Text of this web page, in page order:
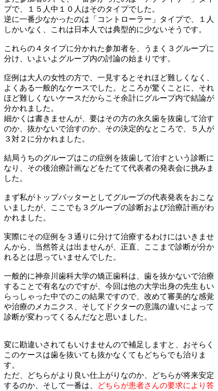
プで、１５人中１０人はそのタイプでした。
逆に一番少なかったのは「コントローラー」タイプで、１人
しかいなく、これは日本人では典型的に少ないそうです。
これらの４タイプに分かれた参加者を、うまく３グループに
分け、いよいよグループ内の討論の始まりです。
症例は大人の女性の方で、一見するとそれほど難しくなく、
よくある一般的なケースでした。
ところが驚くことに、それ
ほど難しくないケースだからこそ余計にグループ内で結論が
分かれました。
細かくは書きませんが、要はその方の永久歯を抜歯して治す
のか、抜かないで治すのか、その決定的なところで、５人が
３対２に分かれました。
結局うちのグループはこの症例を抜歯して治すという診断に
なり、その後治療計画などをたてて代表者の発表会に挑みま
した。
まず私がトップバッターとしてグループの代表発表をおこな
いましたが、ここでも３グループの診断および治療計画がわ
かれました。
実際にその症例を３通りに分けて治療するわけにはいきませ
んから、当然答えは出ませんが、正直、ここまで診断が分か
れるとは思っていませんでした。
一般的に神奈川歯科大学の矯正歯科は、歯を抜かないで治療
することで有名なのですが、今回は他の大学出身の先生もい
らっしゃった中でのこの結果ですので、改めて審美的な感覚
や治療のメカニクス、そしてドクターの意識の違いによって
診断が変わってくるんだなと思いました。
変に勘違いされてもいけませんので補足しますと、おそらく
このケースは歯を抜いても抜かなくてもどちらでも治りま
す。
ただ、どちらがより良い仕上がりなのか、どちらが将来安定
するのか、そして一番は、
どちらが患者さんの要求により答